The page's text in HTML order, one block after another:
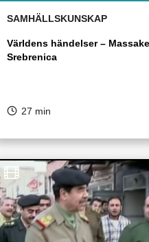
SAMHÄLLSKUNSKAP
Världens händelser –
Srebrenica
27 min